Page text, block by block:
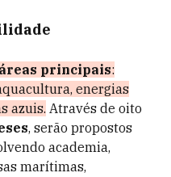
principais:
energias
azuis. Através de oito
, serão propostos
academia,
marítimas,